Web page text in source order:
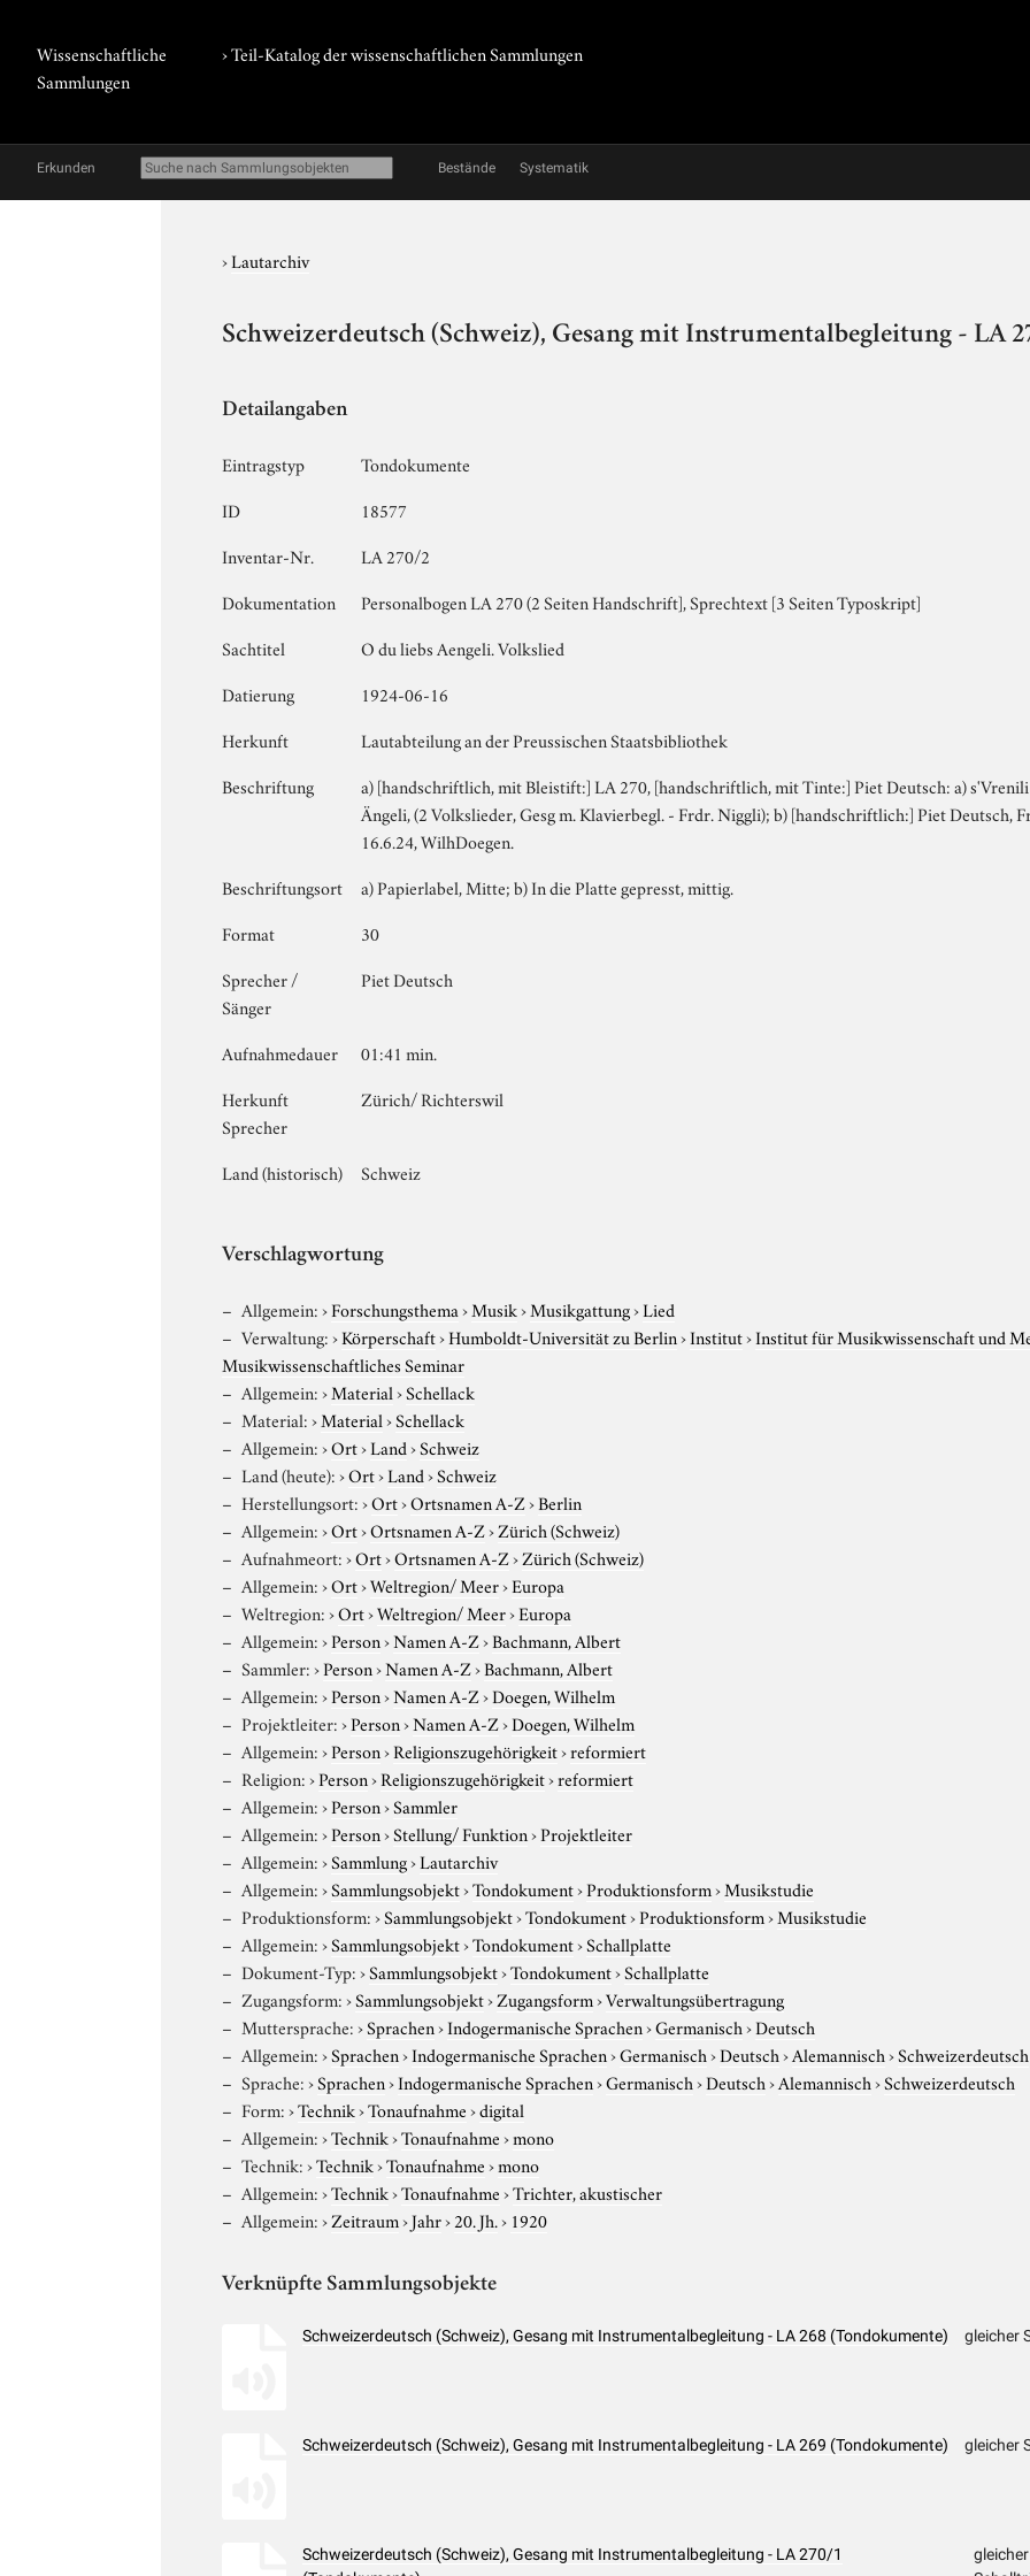
Wissenschaftliche
Sammlungen
› Teil-Katalog der wissenschaftlichen Sammlungen
Erkunden Bestände Systematik
›Lautarchiv
Schweizerdeutsch (Schweiz), Gesang mit Instrumentalbegleitung - LA
Detailangaben
Eintragstyp
Tondokumente
ID
18577
Inventar-Nr.
LA 270/2
Dokumentation
Personalbogen LA 270 (2 Seiten Handschrift], Sprechtext [3 Seiten Typoskript]
Sachtitel
O du liebs Aengeli. Volkslied
Datierung
1924-06-16
Herkunft
Lautabteilung an der Preussischen Staatsbibliothek
Beschriftung
a) [handschriftlich, mit Bleistift:] LA 270, [handschriftlich, mit Tinte:] Piet Deutsch: a) s'Vrenili
Ängeli, (2 Volkslieder, Gesg m. Klavierbegl. - Frdr. Niggli); b) [handschriftlich:] Piet Deutsch,
16.6.24, WilhDoegen.
Beschriftungsort
a) Papierlabel, Mitte; b) In die Platte gepresst, mittig.
Format
30
Sprecher /
Sänger
Piet Deutsch
Aufnahmedauer
01:41 min.
Herkunft
Sprecher
Zürich/ Richterswil
Land (historisch) Schweiz
Verschlagwortung
Allgemein:›Forschungsthema›Musik›Musikgattung›Lied
Verwaltung:›Körperschaft›Humboldt-Universität zu Berlin›Institut›Institut für Musikwissenschaft und
Musikwissenschaftliches Seminar
Allgemein:›Material›Schellack
Material:›Material›Schellack
Allgemein:›Ort›Land›Schweiz
Land (heute):›Ort›Land›Schweiz
Herstellungsort:›Ort›Ortsnamen A-Z›Berlin
Allgemein:›Ort›Ortsnamen A-Z›Zürich (Schweiz)
Aufnahmeort:›Ort›Ortsnamen A-Z›Zürich (Schweiz)
Allgemein:›Ort›Weltregion/ Meer›Europa
Weltregion:›Ort›Weltregion/ Meer›Europa
Allgemein:›Person›Namen A-Z›Bachmann, Albert
Sammler:›Person›Namen A-Z›Bachmann, Albert
Allgemein:›Person›Namen A-Z›Doegen, Wilhelm
Projektleiter:›Person›Namen A-Z›Doegen, Wilhelm
Allgemein:›Person›Religionszugehörigkeit›reformiert
Religion:›Person›Religionszugehörigkeit›reformiert
Allgemein:›Person›Sammler
Allgemein:›Person›Stellung/ Funktion›Projektleiter
Allgemein:›Sammlung›Lautarchiv
Allgemein:›Sammlungsobjekt›Tondokument›Produktionsform›Musikstudie
Produktionsform:›Sammlungsobjekt›Tondokument›Produktionsform›Musikstudie
Allgemein:›Sammlungsobjekt›Tondokument›Schallplatte
Dokument-Typ:›Sammlungsobjekt›Tondokument›Schallplatte
Zugangsform:›Sammlungsobjekt›Zugangsform›Verwaltungsübertragung
Muttersprache:›Sprachen›Indogermanische Sprachen›Germanisch›Deutsch
Allgemein:›Sprachen›Indogermanische Sprachen›Germanisch›Deutsch›Alemannisch›Schweizerdeutsch
Sprache:›Sprachen›Indogermanische Sprachen›Germanisch›Deutsch›Alemannisch›Schweizerdeutsch
Form:›Technik›Tonaufnahme›digital
Allgemein:›Technik›Tonaufnahme›mono
Technik:›Technik›Tonaufnahme›mono
Allgemein:›Technik›Tonaufnahme›Trichter, akustischer
Allgemein:›Zeitraum›Jahr›20. Jh.› 1920
Verknüpfte Sammlungsobjekte
Schweizerdeutsch (Schweiz), Gesang mit Instrumentalbegleitung - LA 268 (Tondokumente) gleicher
Schweizerdeutsch (Schweiz), Gesang mit Instrumentalbegleitung - LA 269 (Tondokumente) gleicher
Schweizerdeutsch (Schweiz), Gesang mit Instrumentalbegleitung - LA 270/1